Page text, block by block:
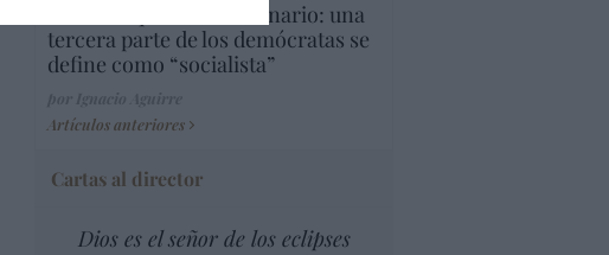
EEUU. Inquietante escenario: una
tercera parte de los demócratas se
define como “socialista”
Artículos anteriores
Cartas al director
Dios es el señor de los eclipses